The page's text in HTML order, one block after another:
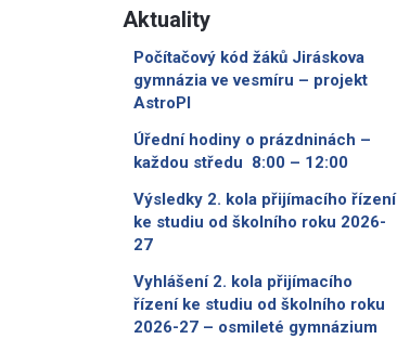
Aktuality
Počítačový kód žáků Jiráskova
gymnázia ve vesmíru – projekt
AstroPI
Úřední hodiny o prázdninách –
každou středu 8:00 – 12:00
Výsledky 2. kola přijímacího řízení
ke studiu od školního roku 2026-
27
Vyhlášení 2. kola přijímacího
řízení ke studiu od školního roku
2026-27 – osmileté gymnázium